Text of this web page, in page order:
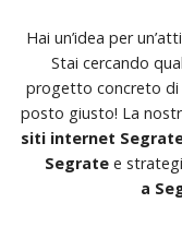
Hai un’idea per
Stai cercando
progetto concreto di
posto giusto! La
siti internet
Segrate e
a